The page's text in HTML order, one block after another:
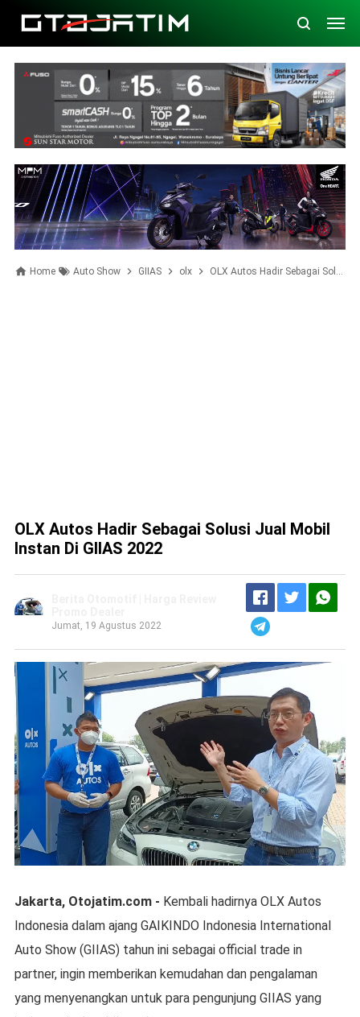
Home Auto Show GIIAS olx OLX Autos Hadir Sebagai Solusi Jual Mobil Instan di GIIAS 2022
OLX Autos Hadir Sebagai Solusi Jual Mobil
Instan Di GIIAS 2022
Jumat, 19 Agustus 2022
Jakarta, Otojatim.com - Kembali hadirnya OLX Autos
Indonesia dalam ajang GAIKINDO Indonesia International
Auto Show (GIIAS) tahun ini sebagai official trade in
partner, ingin memberikan kemudahan dan pengalaman
yang menyenangkan untuk para pengunjung GIIAS yang